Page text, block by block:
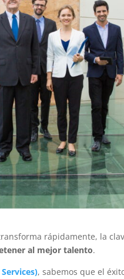
rápidamente, la
al mejor talento.
), sabemos que el